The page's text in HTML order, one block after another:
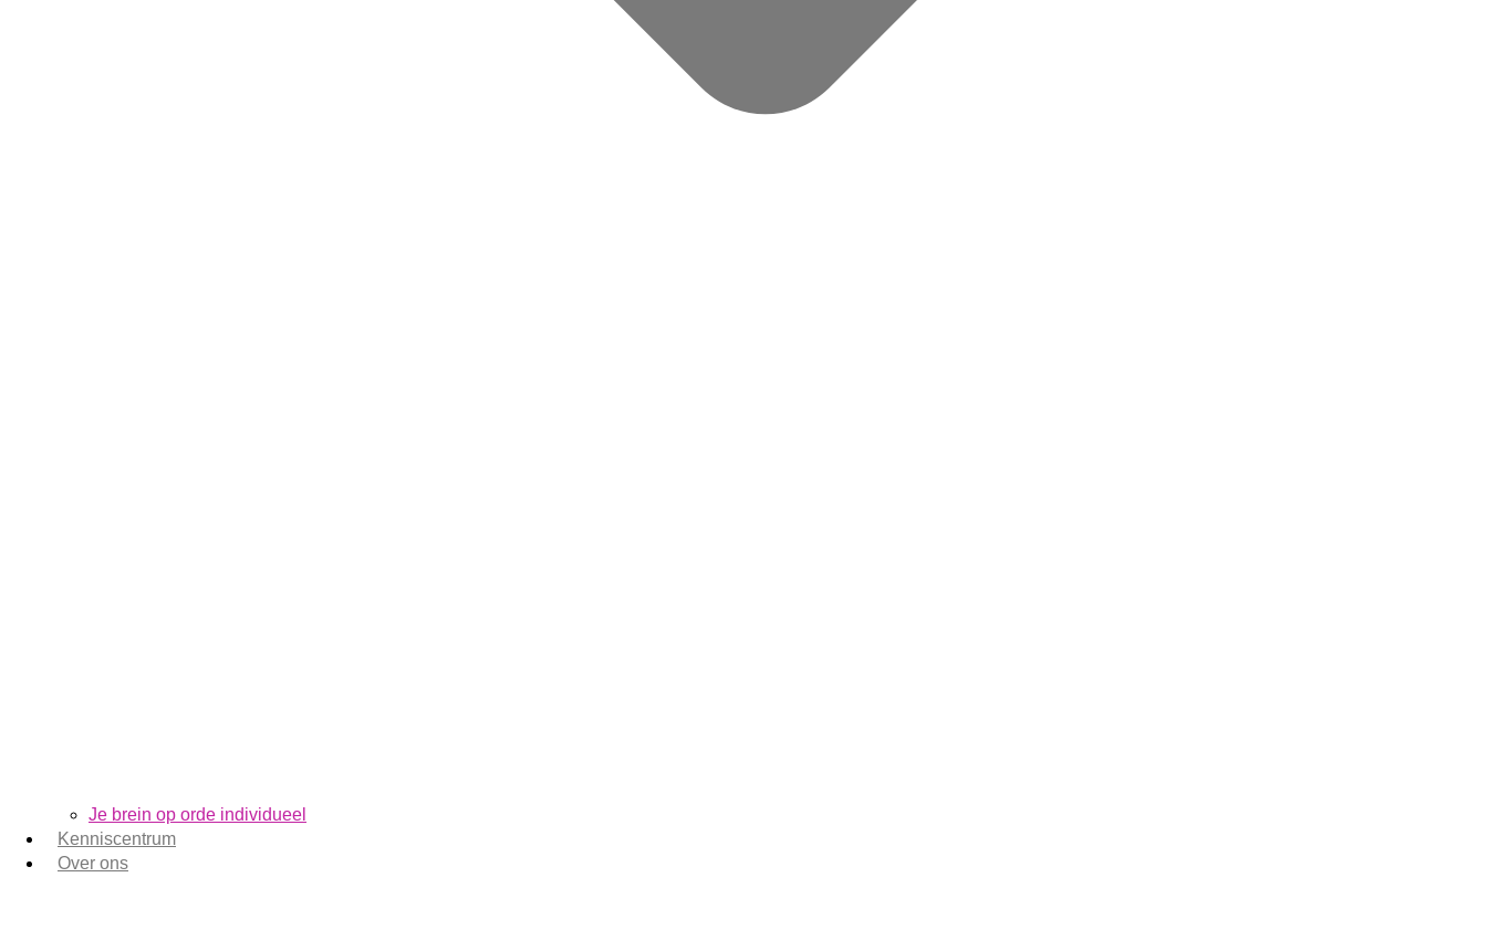
Je brein op orde individueel
Kenniscentrum
Over ons